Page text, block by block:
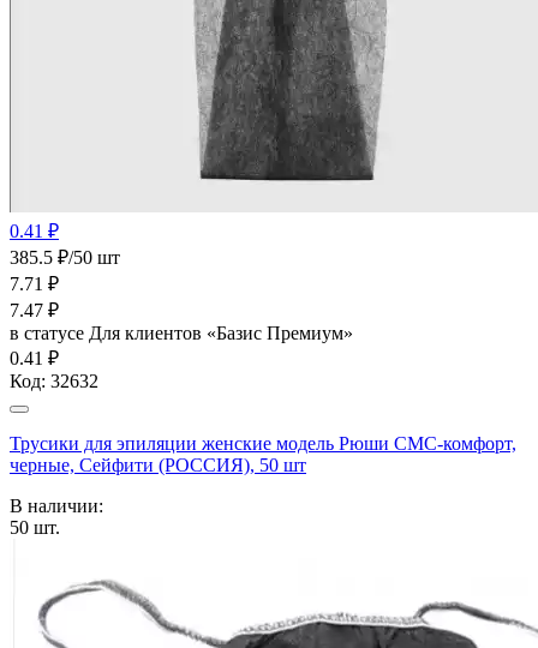
0.41 ₽
385.5 ₽/50 шт
7.71 ₽
7.47 ₽
в статусе Для клиентов «Базис Премиум»
0.41 ₽
Код: 32632
Трусики для эпиляции женские модель Рюши СМС-комфорт,
черные, Сейфити (РОССИЯ), 50 шт
В наличии:
50 шт.